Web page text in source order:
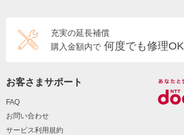
充実の延長補償
購入金額内で 何度でも修理OK
お客さまサポート
FAQ
お問い合わせ
サービス利用規約